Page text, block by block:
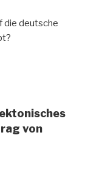
die deutsche
von